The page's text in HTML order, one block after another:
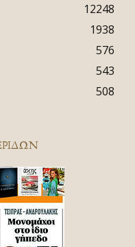
12248
1938
576
543
508